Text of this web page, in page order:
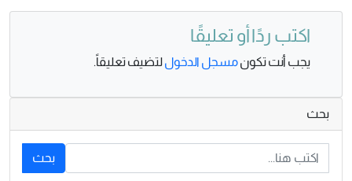
اكتب ردًا أو تعليقًا
يجب أنت تكونمسجل الدخوللتضيف تعليقاً.
بحث
بحث